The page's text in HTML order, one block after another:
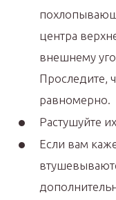
центра
внешнему
Проследите,
равномерно.
Растушуйте
Если вам